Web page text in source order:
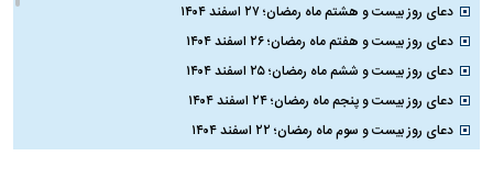
دعای روز بیست و هشتم ماه رمضان؛ ۲۷ اسفند ۱۴۰۴
دعای روز بیست و هفتم ماه رمضان؛ ۲۶ اسفند ۱۴۰۴
دعای روز بیست و ششم ماه رمضان؛ ۲۵ اسفند ۱۴۰۴
دعای روز بیست و پنجم ماه رمضان؛ ۲۴ اسفند ۱۴۰۴
دعای روز بیست و سوم ماه رمضان؛ ۲۲ اسفند ۱۴۰۴